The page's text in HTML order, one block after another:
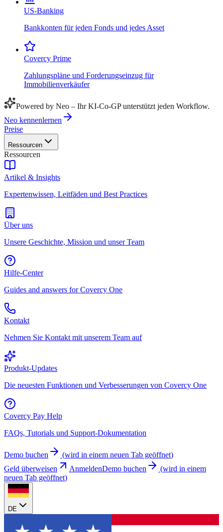
US-Banking
Bankkonten für jeden Fonds und jedes Asset
Covercy Prime
Zahlungspläne und Forderungseinzug für
Immobilienverkäufer
Powered by Neo – Ihr KI-Co-GP unterstützt jeden Workflow.
Neo kennenlernen
Preise
Ressourcen
Ressourcen
Artikel & Insights
Expertenwissen, Leitfäden und Best Practices
Über uns
Unsere Geschichte, Mission und unser Team
Hilfe-Center
Guides and answers for Covercy One
Kontakt
Nehmen Sie Kontakt mit unserem Team auf
Produkt-Updates
Die neuesten Funktionen und Verbesserungen von Covercy One
Covercy Pay Help
FAQs, Tutorials und Support-Dokumentation
Demo buchen (wird in einem neuen Tab geöffnet)
Geld überweisen
AnmeldenDemo buchen (wird in einem
neuen Tab geöffnet)
DE